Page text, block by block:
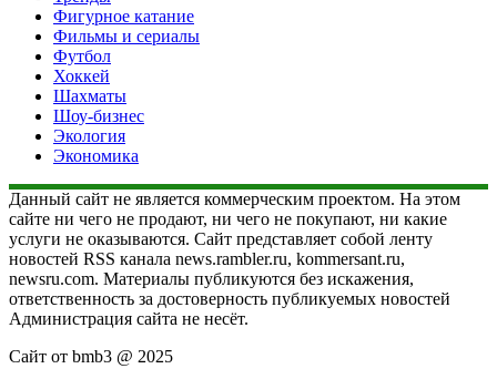
Фигурное катание
Фильмы и сериалы
Футбол
Хоккей
Шахматы
Шоу-бизнес
Экология
Экономика
Данный сайт не является коммерческим проектом. На этом
сайте ни чего не продают, ни чего не покупают, ни какие
услуги не оказываются. Сайт представляет собой ленту
новостей RSS канала news.rambler.ru, kommersant.ru,
newsru.com. Материалы публикуются без искажения,
ответственность за достоверность публикуемых новостей
Администрация сайта не несёт.
Сайт от bmb3 @ 2025